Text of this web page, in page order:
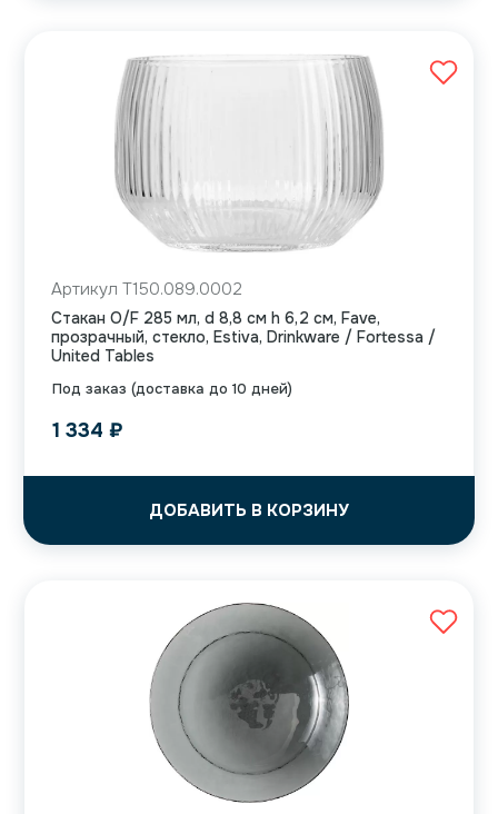
Под заказ (доставка до 10 дней)
Артикул T150.089.0002
Стакан O/F 285 мл, d 8,8 см h 6,2 см, Fave,
прозрачный, стекло, Estiva, Drinkware / Fortessa /
United Tables
1 334 ₽
ДОБАВИТЬ В КОРЗИНУ